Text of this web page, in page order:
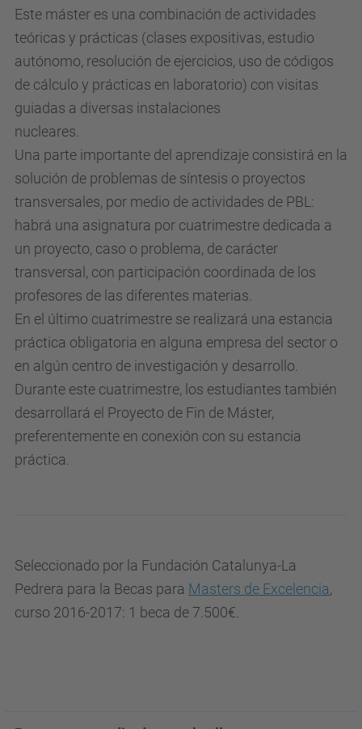
Este máster es una combinación de actividades
teóricas y prácticas (clases expositivas, estudio
autónomo, resolución de ejercicios, uso de códigos
de cálculo y prácticas en laboratorio) con visitas
guiadas a diversas instalaciones
nucleares.
Una parte importante del aprendizaje consistirá en la
solución de problemas de síntesis o proyectos
transversales, por medio de actividades de PBL:
habrá una asignatura por cuatrimestre dedicada a
un proyecto, caso o problema, de carácter
transversal, con participación coordinada de los
profesores de las diferentes materias.
En el último cuatrimestre se realizará una estancia
práctica obligatoria en alguna empresa del sector o
en algún centro de investigación y desarrollo.
Durante este cuatrimestre, los estudiantes también
desarrollará el Proyecto de Fin de Máster,
preferentemente en conexión con su estancia
práctica.
Seleccionado por la Fundación Catalunya-La
Pedrera para la Becas para Masters de Excelencia,
curso 2016-2017: 1 beca de 7.500€.